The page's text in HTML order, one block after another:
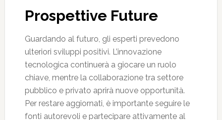
Prospettive Future
Guardando al futuro, gli esperti prevedono
ulteriori sviluppi positivi. L’innovazione
tecnologica continuerà a giocare un ruolo
chiave, mentre la collaborazione tra settore
pubblico e privato aprirà nuove opportunità.
Per restare aggiornati, è importante seguire le
fonti autorevoli e partecipare attivamente al